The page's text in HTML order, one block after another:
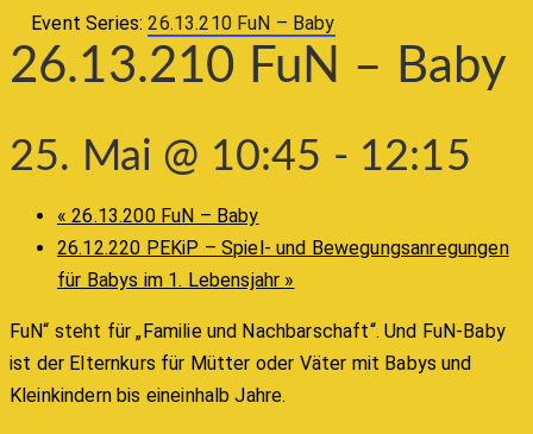
Event Series:26.13.210 FuN – Baby
26.13.210 FuN – Baby
25. Mai @ 10:45 - 12:15
« 26.13.200 FuN – Baby
26.12.220 PEKiP – Spiel- und Bewegungsanregungen
für Babys im 1. Lebensjahr »
FuN“ steht für „Familie und Nachbarschaft“. Und FuN-Baby
ist der Elternkurs für Mütter oder Väter mit Babys und
Kleinkindern bis eineinhalb Jahre.